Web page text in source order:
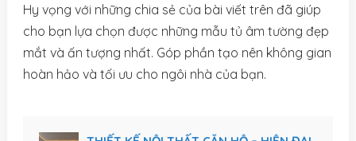
Hy vọng với những chia sẻ của bài viết trên đã giúp
cho bạn lựa chọn được những mẫu tủ âm tường đẹp
mắt và ấn tượng nhất. Góp phần tạo nên không gian
hoàn hảo và tối ưu cho ngôi nhà của bạn.